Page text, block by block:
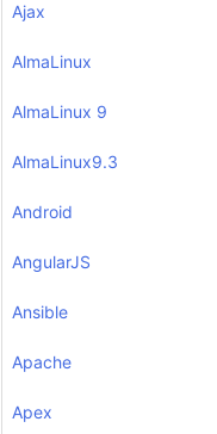
Ajax
AlmaLinux
AlmaLinux 9
AlmaLinux9.3
Android
AngularJS
Ansible
Apache
Apex